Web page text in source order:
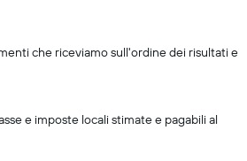
che riceviamo sull'ordine dei risultati e
e imposte locali stimate e pagabili al